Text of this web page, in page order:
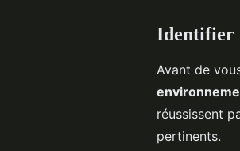
Identifier
Avant de
réussissent
pertinents.